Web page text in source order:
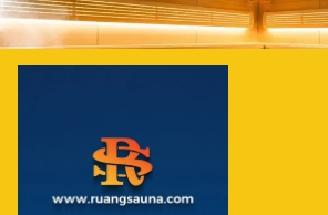
Skip
to
content